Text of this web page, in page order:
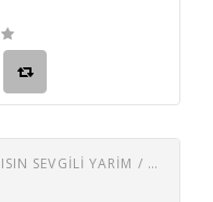
BEYAZ KELEBEKLER - UYKUDA MISIN SEVGILI YARIM / YAZIK DEĞIL MI AŞKIMIZA 45 LİK PLAK